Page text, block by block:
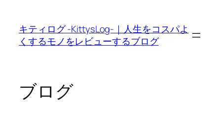
キティログ -KittysLog-｜人生をコスパよ
くするモノをレビューするブログ
ブログ